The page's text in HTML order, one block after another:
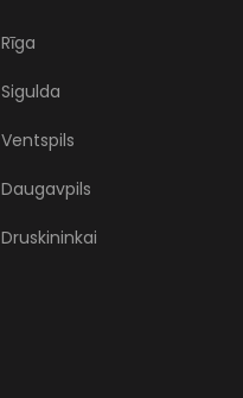
Rīga
Sigulda
Ventspils
Daugavpils
Druskininkai